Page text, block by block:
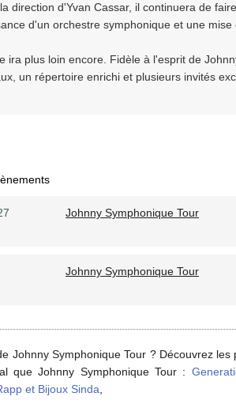
direction d'Yvan Cassar, il continuera de
d'un orchestre symphonique et une mise
ira plus loin encore. Fidèle à l'esprit de
un répertoire enrichi et plusieurs invités
Johnny Symphonique Tour
Johnny Symphonique Tour
Johnny Symphonique Tour ? Découvrez
que Johnny Symphonique Tour :
et Bijoux Sinda